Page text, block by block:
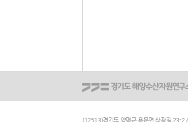
(12513)경기도 양평군 용문면 상광길 23-